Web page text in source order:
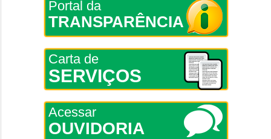
Portal da
TRANSPARÊNCIA
Carta de
SERVIÇOS
Acessar
OUVIDORIA